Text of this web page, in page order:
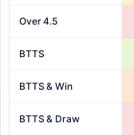
Over 4.5
BTTS
BTTS & Win
BTTS & Draw